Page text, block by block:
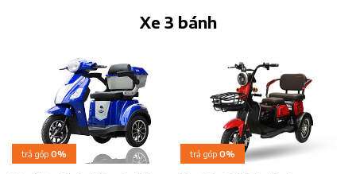
Xe 3 bánh
trả góp 0% trả góp 0%